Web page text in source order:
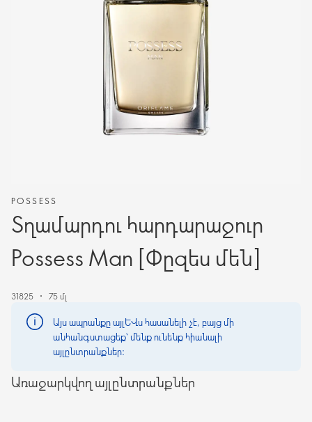
POSSESS
Տղամարդու հարդարաջուր
Possess Man [Փըզես մեն]
31825 75 մլ
Այս ապրանքը այլևս հասանելի չէ, բայց մի
անհանգստացեք՝ մենք ունենք հիանալի
այլընտրանքներ։
Առաջարկվող այլընտրանքներ